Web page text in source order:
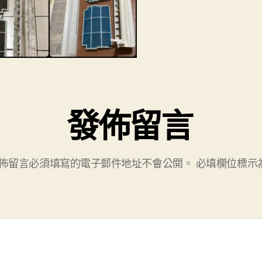
發佈留言
留言必須填寫的電子郵件地址不會公開。 必填欄位標